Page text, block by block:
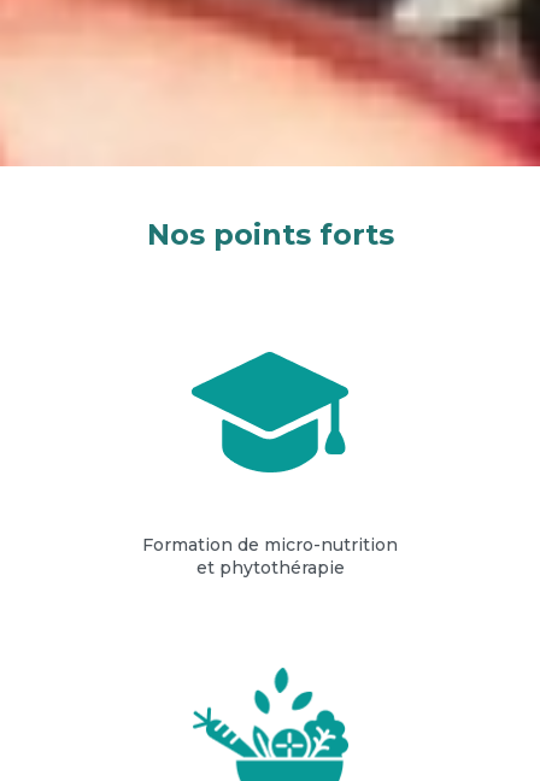
Nos points forts
Formation de micro-nutrition
et phytothérapie